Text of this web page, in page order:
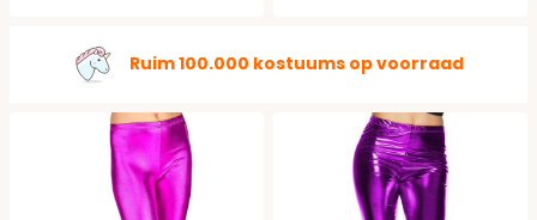
Ruim 100.000 kostuums op voorraad